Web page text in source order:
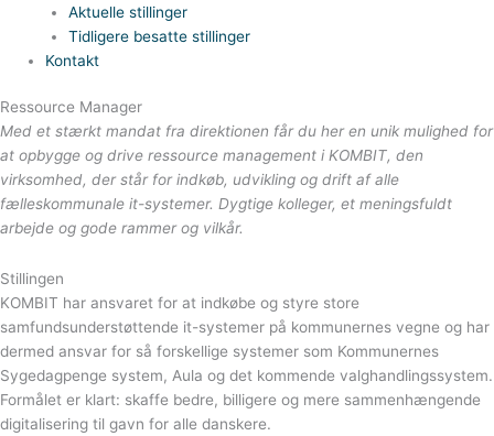
Aktuelle stillinger
Tidligere besatte stillinger
Kontakt
Ressource Manager
Med et stærkt mandat fra direktionen får du her en unik mulighed for
at opbygge og drive ressource management i KOMBIT, den
virksomhed, der står for indkøb, udvikling og drift af alle
fælleskommunale it-systemer. Dygtige kolleger, et meningsfuldt
arbejde og gode rammer og vilkår.
Stillingen
KOMBIT har ansvaret for at indkøbe og styre store
samfundsunderstøttende it-systemer på kommunernes vegne og har
dermed ansvar for så forskellige systemer som Kommunernes
Sygedagpenge system, Aula og det kommende valghandlingssystem.
Formålet er klart: skaffe bedre, billigere og mere sammenhængende
digitalisering til gavn for alle danskere.